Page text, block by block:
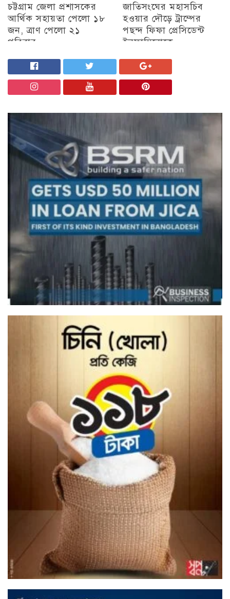
চট্টগ্রাম জেলা প্রশাসকের
আর্থিক সহায়তা পেলো ১৮
জন, ত্রাণ পেলো ২১
পরিবার
চট্টগ্রাম
জাতিসংঘের মহাসচিব
হওয়ার দৌড়ে ট্রাম্পের
পছন্দ ফিফা প্রেসিডেন্ট
ইনফান্তিনোকে
চট্টগ্রাম